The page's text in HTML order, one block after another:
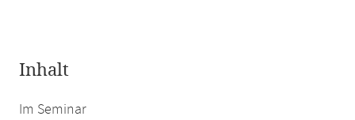
Inhalt
Im Seminar